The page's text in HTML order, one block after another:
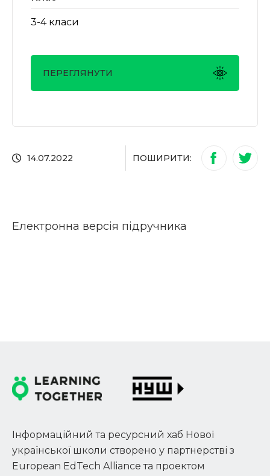
14.07.2022 ПОШИРИТИ:
Електронна версія підручника
3-4 класи
ПЕРЕГЛЯНУТИ
Інформаційний та ресурсний хаб Нової
української школи створено у партнерстві з
European EdTech Alliance та проектом